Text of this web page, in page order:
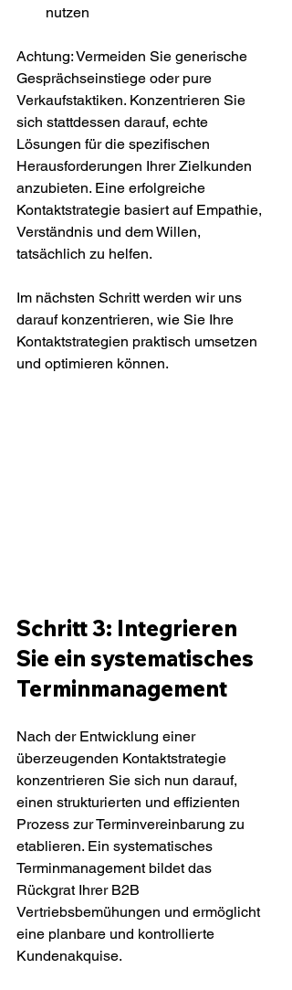
nutzen
Achtung: Vermeiden Sie generische
Gesprächseinstiege oder pure
Verkaufstaktiken. Konzentrieren Sie
sich stattdessen darauf, echte
Lösungen für die spezifischen
Herausforderungen Ihrer Zielkunden
anzubieten. Eine erfolgreiche
Kontaktstrategie basiert auf Empathie,
Verständnis und dem Willen,
tatsächlich zu helfen.
Im nächsten Schritt werden wir uns
darauf konzentrieren, wie Sie Ihre
Kontaktstrategien praktisch umsetzen
und optimieren können.
Schritt 3: Integrieren
Sie ein systematisches
Terminmanagement
Nach der Entwicklung einer
überzeugenden Kontaktstrategie
konzentrieren Sie sich nun darauf,
einen strukturierten und effizienten
Prozess zur Terminvereinbarung zu
etablieren. Ein systematisches
Terminmanagement bildet das
Rückgrat Ihrer B2B
Vertriebsbemühungen und ermöglicht
eine planbare und kontrollierte
Kundenakquise.